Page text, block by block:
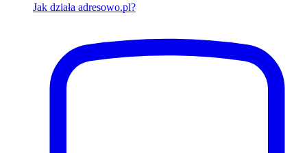
Jak działa adresowo.pl?